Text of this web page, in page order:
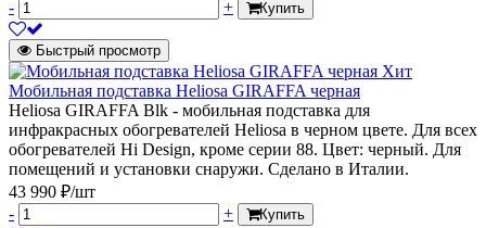
-
+ Купить
Быстрый просмотр
Хит
Мобильная подставка Heliosa GIRAFFA черная
Heliosa GIRAFFA Blk - мобильная подставка для
инфракрасных обогревателей Heliosa в черном цвете. Для всех
обогревателей Hi Design, кроме серии 88. Цвет: черный. Для
помещений и установки снаружи. Сделано в Италии.
43 990 ₽/шт
-
+ Купить